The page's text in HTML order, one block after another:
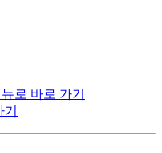
로 바로 가기